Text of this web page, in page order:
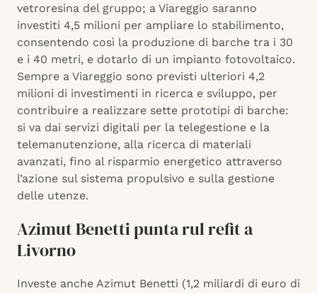
vetroresina del gruppo; a Viareggio saranno
investiti 4,5 milioni per ampliare lo stabilimento,
consentendo così la produzione di barche tra i 30
e i 40 metri, e dotarlo di un impianto fotovoltaico.
Sempre a Viareggio sono previsti ulteriori 4,2
milioni di investimenti in ricerca e sviluppo, per
contribuire a realizzare sette prototipi di barche:
si va dai servizi digitali per la telegestione e la
telemanutenzione, alla ricerca di materiali
avanzati, fino al risparmio energetico attraverso
l’azione sul sistema propulsivo e sulla gestione
delle utenze.
Azimut Benetti punta rul refit a
Livorno
Investe anche Azimut Benetti (1,2 miliardi di euro di